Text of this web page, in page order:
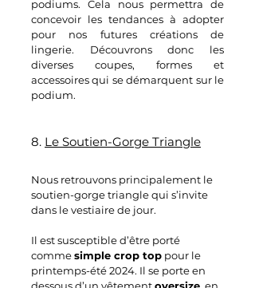
podiums. Cela nous permettra de
concevoir les tendances à adopter
pour nos futures créations de
lingerie. Découvrons donc les
diverses coupes, formes et
accessoires qui se démarquent sur le
podium.
8. Le Soutien-Gorge Triangle
Nous retrouvons principalement le
soutien-gorge triangle qui s’invite
dans le vestiaire de jour.
Il est susceptible d’être porté
comme simple crop top pour le
printemps-été 2024. Il se porte en
dessous d’un vêtement oversize, en